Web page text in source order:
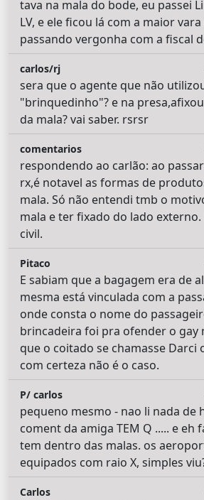
tava na mala do bode, eu passei
LV, e ele ficou lá com a maior
passando vergonha com a fiscal
carlos/rj
sera que o agente que não
"brinquedinho"? e na
da mala? vai saber. rsrsr
comentarios
respondendo ao carlão: ao
rx,é notavel as formas de
mala. Só não entendi tmb o
mala e ter fixado do lado externo.
civil.
Pitaco
E sabiam que a bagagem era de
mesma está vinculada com a
onde consta o nome do
brincadeira foi pra ofender o gay
que o coitado se chamasse Darci
com certeza não é o caso.
P/ carlos
pequeno mesmo - nao li nada de
coment da amiga TEM Q ..... e eh
tem dentro das malas. os
equipados com raio X, simples
Carlos